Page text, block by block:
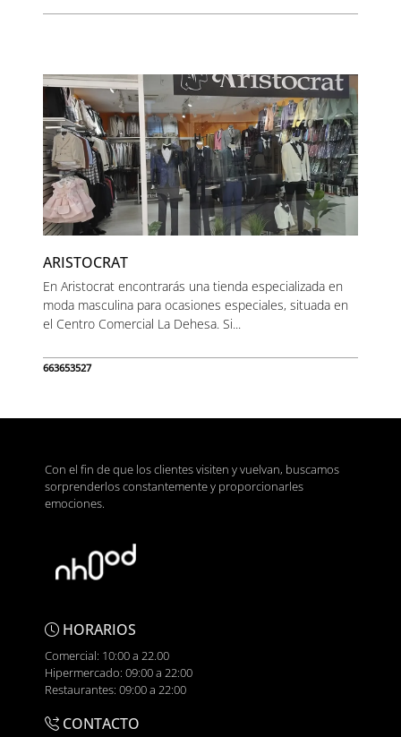
ARISTOCRAT
En Aristocrat encontrarás una tienda especializada en
moda masculina para ocasiones especiales, situada en
el Centro Comercial La Dehesa. Si...
663653527
Con el fin de que los clientes visiten y vuelvan, buscamos
sorprenderlos constantemente y proporcionarles
emociones.
HORARIOS
Comercial: 10:00 a 22.00
Hipermercado: 09:00 a 22:00
Restaurantes: 09:00 a 22:00
CONTACTO